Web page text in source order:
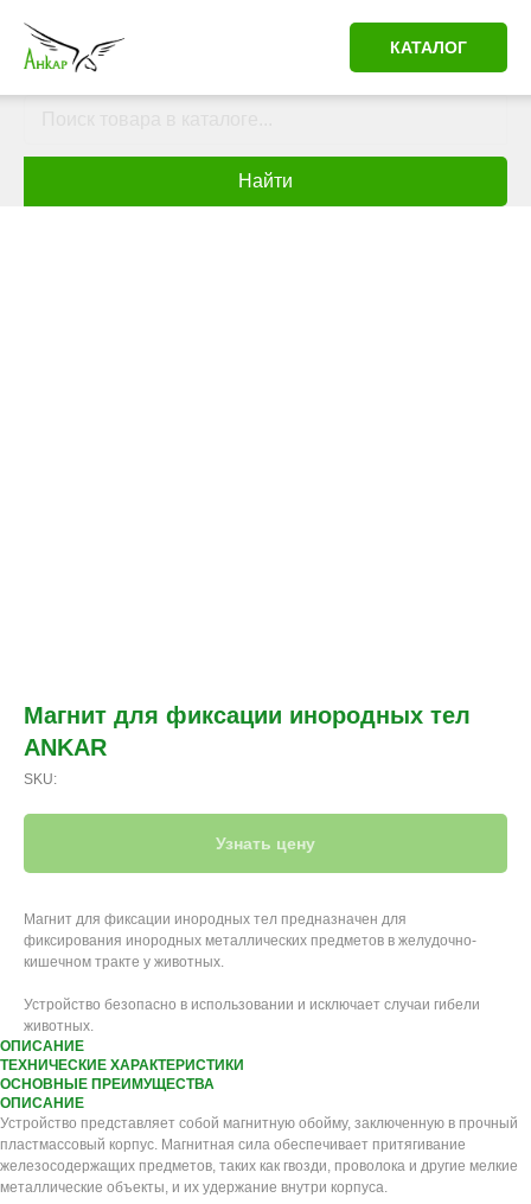
КАТАЛОГ
Найти
Магнит для фиксации инородных тел
ANKAR
SKU:
Узнать цену
Магнит для фиксации инородных тел предназначен для
фиксирования инородных металлических предметов в желудочно-
кишечном тракте у животных.
Устройство безопасно в использовании и исключает случаи гибели
животных.
ОПИСАНИЕ
ТЕХНИЧЕСКИЕ ХАРАКТЕРИСТИКИ
ОСНОВНЫЕ ПРЕИМУЩЕСТВА
ОПИСАНИЕ
Устройство представляет собой магнитную обойму, заключенную в прочный
пластмассовый корпус. Магнитная сила обеспечивает притягивание
железосодержащих предметов, таких как гвозди, проволока и другие мелкие
металлические объекты, и их удержание внутри корпуса.